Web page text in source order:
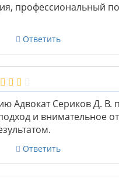
профессиональный
Ответить
Адвокат Сериков Д. В.
и внимательное
Ответить